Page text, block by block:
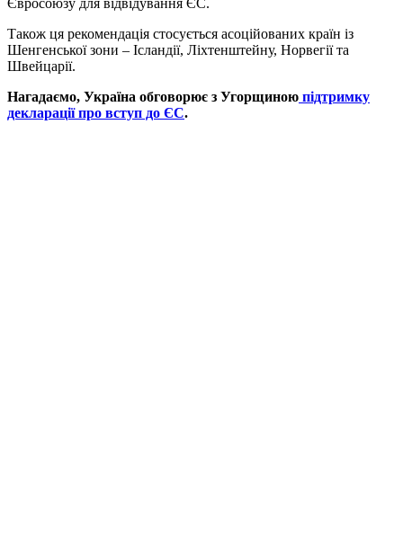
Також ця рекомендація стосується асоційованих країн із
Шенгенської зони – Ісландії, Ліхтенштейну, Норвегії та
Швейцарії.
Нагадаємо, Україна обговорює з Угорщиною підтримку
декларації про вступ до ЄС.